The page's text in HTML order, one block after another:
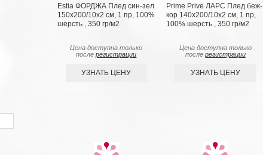
Estia ФОРДЖА Плед син-зел
150х200/10х2 см, 1 пр, 100%
шерсть , 350 гр/м2
Цена доступна только
послерегистрации
УЗНАТЬ ЦЕНУ
Prime Prive ЛАРС Плед беж-
кор 140х200/10х2 см, 1 пр,
100% шерсть , 350 гр/м2
Цена доступна только
после регистрации
УЗНАТЬ ЦЕНУ